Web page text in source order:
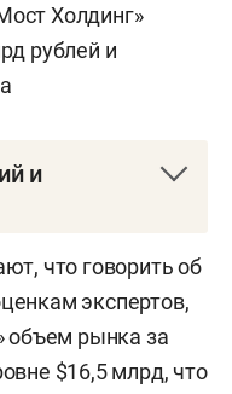
Холдинг»
рублей и
и
выхода на
расходов. На
что говорить об
экспертов,
объем рынка за
$16,5 млрд, что